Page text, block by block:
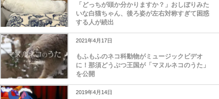
「どっちが頭か分かりますか？」おしぼりみた
いな白猫ちゃん、後ろ姿が左右対称すぎて困惑
する人が続出
2021年4月17日
もふもふのネコ科動物がミュージックビデオ
に！那須どうぶつ王国が「マヌルネコのうた」
を公開
2019年4月14日